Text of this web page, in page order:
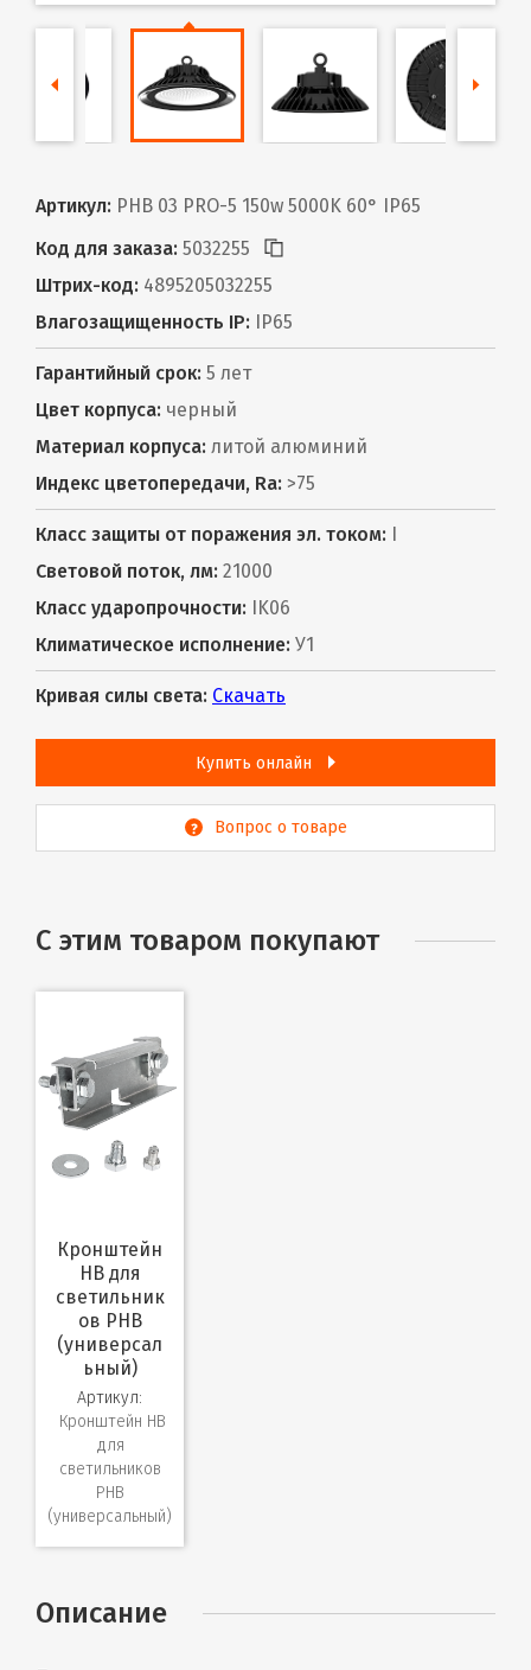
Артикул: PHB 03 PRO-5 150w 5000K 60° IP65
Код для заказа: 5032255
Штрих-код: 4895205032255
Влагозащищенность IP: IP65
Гарантийный срок: 5 лет
Цвет корпуса: черный
Материал корпуса: литой алюминий
Индекс цветопередачи, Ra: >75
Класс защиты от поражения эл. током: I
Световой поток, лм: 21000
Класс ударопрочности: IK06
Климатическое исполнение: У1
Кривая силы света: Скачать
Купить онлайн
Вопрос о товаре
С этим товаром покупают
Кронштейн
HB для
светильник
ов PHB
(универсал
ьный)
Артикул:
Кронштейн HB
для
светильников
PHB
(универсальный)
Описание